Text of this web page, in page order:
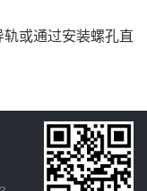
轨或通过安装螺孔直